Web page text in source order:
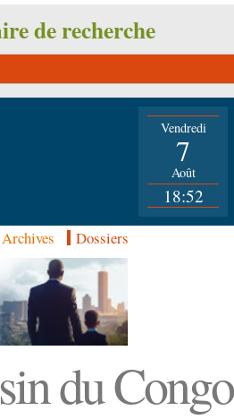
de recherche
Vendredi
7
Août
18:52
Archives Dossiers
du Congo